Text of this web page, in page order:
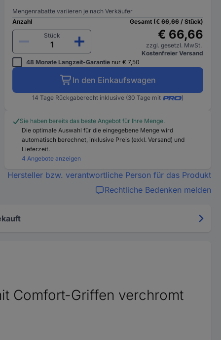
Mengenrabatte variieren je nach Verkäufer
Anzahl
Stück
Gesamt (€ 66,66 / Stück)
€ 66,66
zzgl. gesetzl. MwSt.
Kostenfreier Versand
48 Monate Langzeit-Garantie nur € 7,50
In den Einkaufswagen
14 Tage Rückgaberecht inklusive (30 Tage mit )
Sie haben bereits das beste Angebot für Ihre Menge.
Die optimale Auswahl für die eingegebene Menge wird
automatisch berechnet, inklusive Preis (exkl. Versand) und
Lieferzeit.
4 Angebote anzeigen
Hersteller bzw. verantwortliche Person für das Produkt
Rechtliche Bedenken melden
Comfort-Griffen verchromt